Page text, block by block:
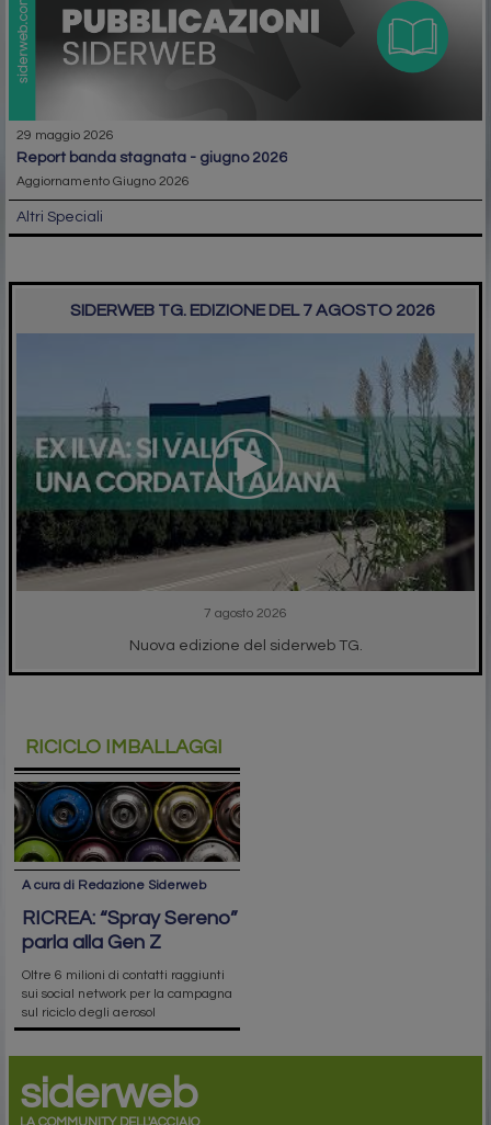
29 maggio 2026
report banda stagnata - giugno 2026
Aggiornamento Giugno 2026
Altri Speciali
SIDERWEB TG. EDIZIONE DEL 7 AGOSTO 2026
7 agosto 2026
Nuova edizione del siderweb TG.
RICICLO IMBALLAGGI
A cura di Redazione Siderweb
RICREA: “Spray Sereno”
parla alla Gen Z
Oltre 6 milioni di contatti raggiunti
sui social network per la campagna
sul riciclo degli aerosol
siderweb
LA COMMUNITY DELL'ACCIAIO